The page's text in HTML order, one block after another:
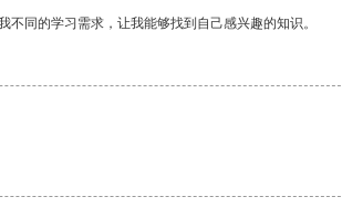
同的学习需求，让我能够找到自己感兴趣的知识。